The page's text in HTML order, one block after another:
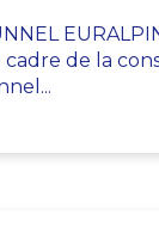
cadre de la